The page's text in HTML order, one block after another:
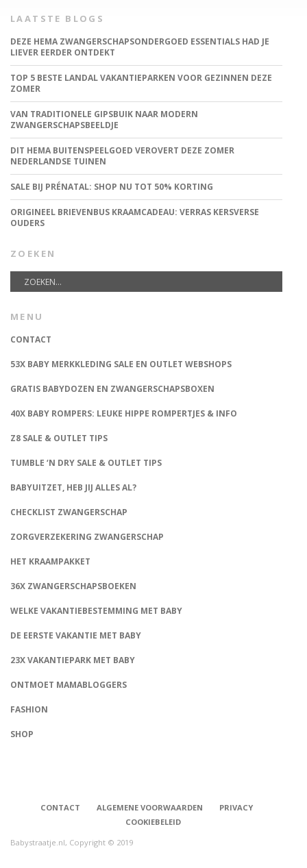
LAATSTE BLOGS
DEZE HEMA ZWANGERSCHAPSONDERGOED ESSENTIALS HAD JE
LIEVER EERDER ONTDEKT
TOP 5 BESTE LANDAL VAKANTIEPARKEN VOOR GEZINNEN DEZE
ZOMER
VAN TRADITIONELE GIPSBUIK NAAR MODERN
ZWANGERSCHAPSBEELDJE
DIT HEMA BUITENSPEELGOED VEROVERT DEZE ZOMER
NEDERLANDSE TUINEN
SALE BIJ PRÉNATAL: SHOP NU TOT 50% KORTING
ORIGINEEL BRIEVENBUS KRAAMCADEAU: VERRAS KERSVERSE
OUDERS
ZOEKEN
MENU
CONTACT
53X BABY MERKKLEDING SALE EN OUTLET WEBSHOPS
GRATIS BABYDOZEN EN ZWANGERSCHAPSBOXEN
40X BABY ROMPERS: LEUKE HIPPE ROMPERTJES & INFO
Z8 SALE & OUTLET TIPS
TUMBLE ‘N DRY SALE & OUTLET TIPS
BABYUITZET, HEB JIJ ALLES AL?
CHECKLIST ZWANGERSCHAP
ZORGVERZEKERING ZWANGERSCHAP
HET KRAAMPAKKET
36X ZWANGERSCHAPSBOEKEN
WELKE VAKANTIEBESTEMMING MET BABY
DE EERSTE VAKANTIE MET BABY
23X VAKANTIEPARK MET BABY
ONTMOET MAMABLOGGERS
FASHION
SHOP
CONTACT ALGEMENE VOORWAARDEN
PRIVACY
COOKIEBELEID
Babystraatje.nl, Copyright © 2019